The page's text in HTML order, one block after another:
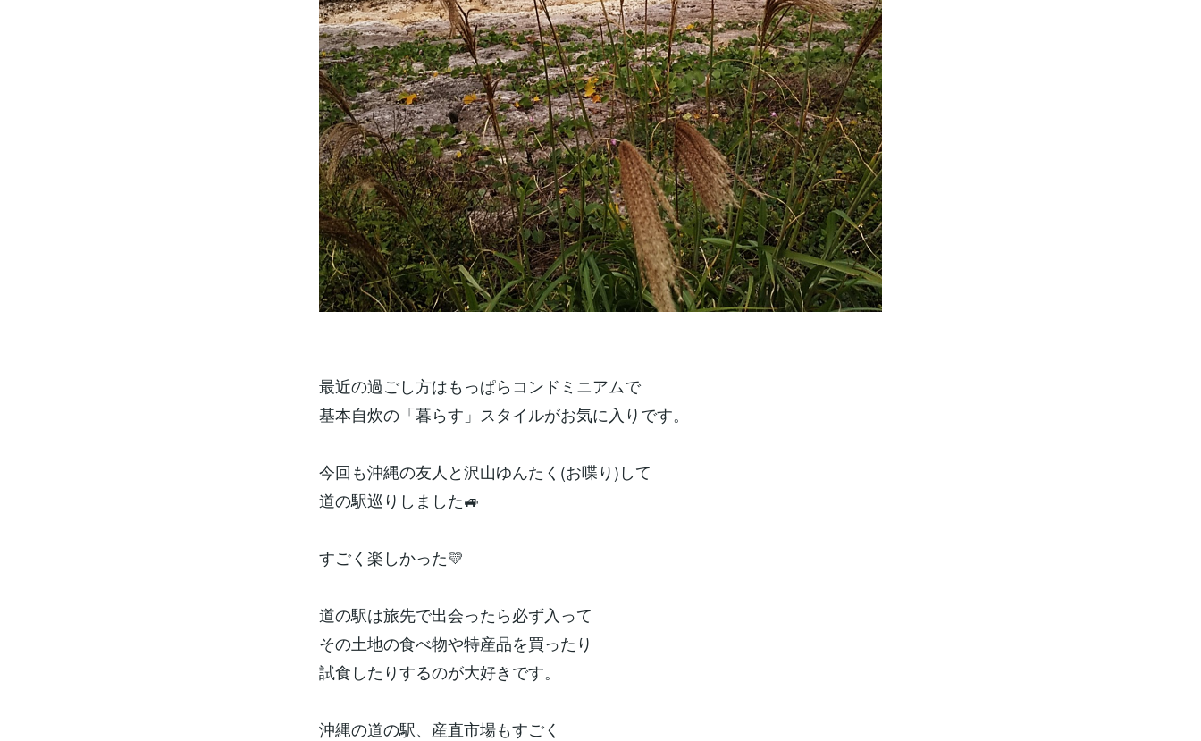
最近の過ごし方はもっぱらコンドミニアムで
基本自炊の「暮らす」スタイルがお気に入りです。
今回も沖縄の友人と沢山ゆんたく(お喋り)して
道の駅巡りしました🚙
すごく楽しかった💛
道の駅は旅先で出会ったら必ず入って
その土地の食べ物や特産品を買ったり
試食したりするのが大好きです。
沖縄の道の駅、産直市場もすごく